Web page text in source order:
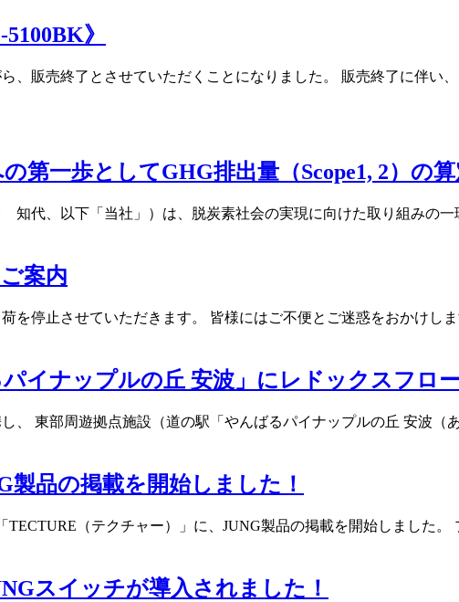
》
、販売終了とさせていただくことになりました。 販売終了に伴い
第一歩としてGHG排出量（Scope1, 2）の
代、以下「当社」）は、脱炭素社会の実現に向けた取り組みの
案内
を停止させていただきます。 皆様にはご不便とご迷惑をおかけし
イナップルの丘 安波」にレドックスフロ
、 東部周遊拠点施設（道の駅「やんばるパイナップルの丘 安波（
品の掲載を開始しました！
（テクチャー）」に、JUNG製品の掲載を開始しました
スイッチが導入されました！